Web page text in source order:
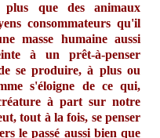
que des animaux
consommateurs qu'il
masse humaine aussi
à un prêt-à-penser
se produire, à plus ou
s'éloigne de ce qui,
à part sur notre
tout à la fois, se penser
le passé aussi bien que